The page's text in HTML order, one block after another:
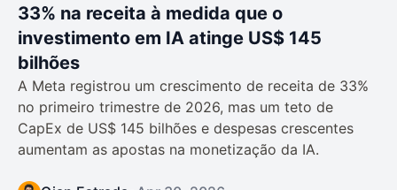
33% na receita à medida que o
investimento em IA atinge US$ 145
bilhões
A Meta registrou um crescimento de receita de 33%
no primeiro trimestre de 2026, mas um teto de
CapEx de US$ 145 bilhões e despesas crescentes
aumentam as apostas na monetização da IA.